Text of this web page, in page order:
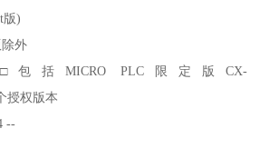
版)
除外
包括MICRO PLC限定版CX-
授权版本
--